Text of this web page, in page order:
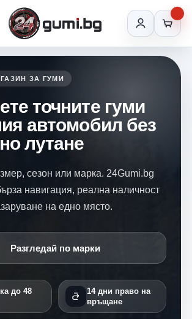
ЗА ГУМИ
точните гуми
автомобил без
лутане
сезон или марка. 24Gumi.bg
навигация, реална наличност
на едно място.
Разгледай по марки
до 48
14 дни право на
връщане